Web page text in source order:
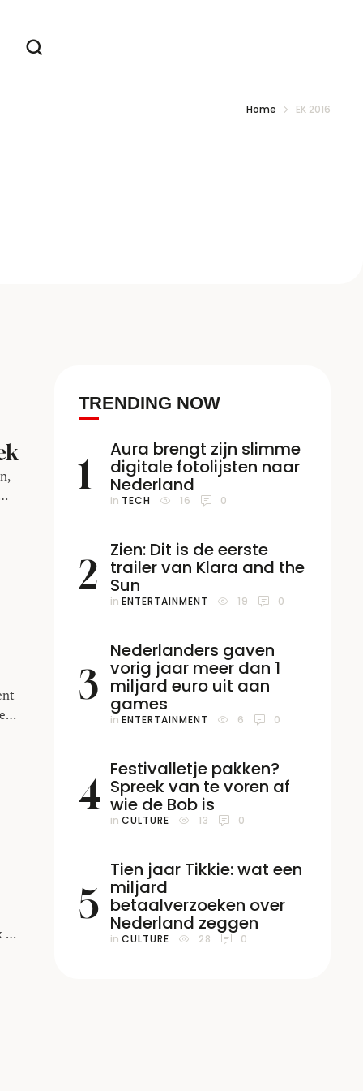
Home EK 2016
al
TRENDING NOW
1
Aura brengt zijn slimme
digitale fotolijsten naar
Nederland
in TECH 16 0
2
Zien: Dit is de eerste
trailer van Klara and the
Sun
in ENTERTAINMENT 19 0
3
Nederlanders gaven
vorig jaar meer dan 1
miljard euro uit aan
games
in ENTERTAINMENT 6 0
4
Festivalletje pakken?
Spreek van te voren af
wie de Bob is
in CULTURE 13 0
5
Tien jaar Tikkie: wat een
miljard
betaalverzoeken over
Nederland zeggen
in CULTURE 28 0